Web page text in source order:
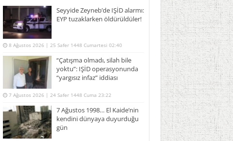
Seyyide Zeyneb’de IŞİD alarmı:
EYP tuzaklarken öldürüldüler!
8 Ağustos 2026 | 25 Safer 1448 Cumartesi 02:40
“Çatışma olmadı, silah bile
yoktu”: IŞİD operasyonunda
“yargısız infaz” iddiası
7 Ağustos 2026 | 24 Safer 1448 Cuma 23:22
7 Ağustos 1998… El Kaide’nin
kendini dünyaya duyurduğu
gün